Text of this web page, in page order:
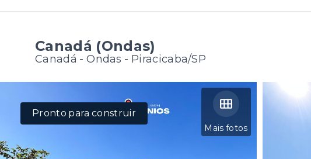
Canadá (Ondas)
Canadá -Ondas - Piracicaba/SP
Mais fotos
Pronto para construir